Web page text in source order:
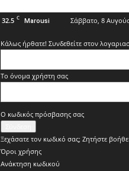
32.5 C Marousi Σάββατο, 8
Κάλως ήρθατε! Συνδεθείτε στον
Το όνομα χρήστη σας
Ο κωδικός πρόσβασης σας
Ξεχάσατε τον κωδικό σας; Ζητήστε
Όροι χρήσης
Ανάκτηση κωδικού